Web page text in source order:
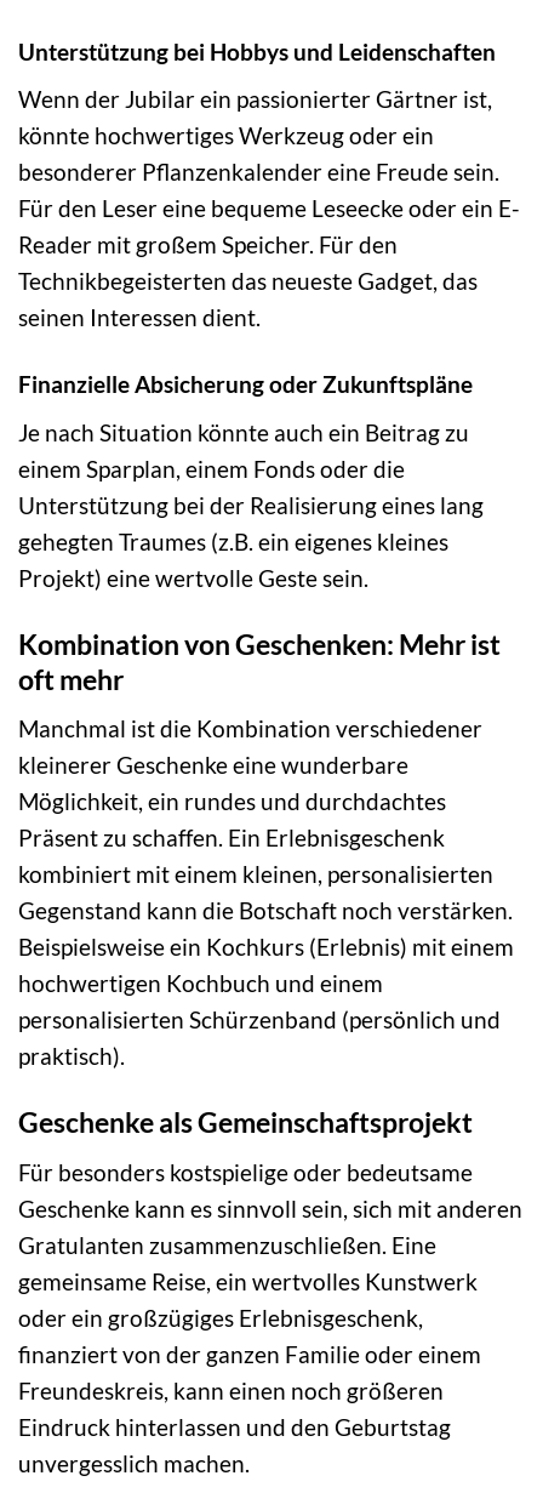
Unterstützung bei Hobbys und Leidenschaften
Wenn der Jubilar ein passionierter Gärtner ist,
könnte hochwertiges Werkzeug oder ein
besonderer Pflanzenkalender eine Freude sein.
Für den Leser eine bequeme Leseecke oder ein E-
Reader mit großem Speicher. Für den
Technikbegeisterten das neueste Gadget, das
seinen Interessen dient.
Finanzielle Absicherung oder Zukunftspläne
Je nach Situation könnte auch ein Beitrag zu
einem Sparplan, einem Fonds oder die
Unterstützung bei der Realisierung eines lang
gehegten Traumes (z.B. ein eigenes kleines
Projekt) eine wertvolle Geste sein.
Kombination von Geschenken: Mehr ist
oft mehr
Manchmal ist die Kombination verschiedener
kleinerer Geschenke eine wunderbare
Möglichkeit, ein rundes und durchdachtes
Präsent zu schaffen. Ein Erlebnisgeschenk
kombiniert mit einem kleinen, personalisierten
Gegenstand kann die Botschaft noch verstärken.
Beispielsweise ein Kochkurs (Erlebnis) mit einem
hochwertigen Kochbuch und einem
personalisierten Schürzenband (persönlich und
praktisch).
Geschenke als Gemeinschaftsprojekt
Für besonders kostspielige oder bedeutsame
Geschenke kann es sinnvoll sein, sich mit anderen
Gratulanten zusammenzuschließen. Eine
gemeinsame Reise, ein wertvolles Kunstwerk
oder ein großzügiges Erlebnisgeschenk,
finanziert von der ganzen Familie oder einem
Freundeskreis, kann einen noch größeren
Eindruck hinterlassen und den Geburtstag
unvergesslich machen.